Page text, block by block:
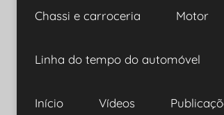
Chassi e carroceria Motor
Linha do tempo do automóvel
Início Vídeos